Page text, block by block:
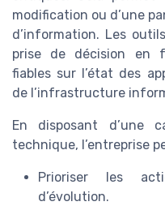
modification ou d’une
d’information. Les
prise de décision en
fiables sur l’état des
de l’infrastructure
En disposant d’une
technique, l’entreprise
Prioriser les
d’évolution.